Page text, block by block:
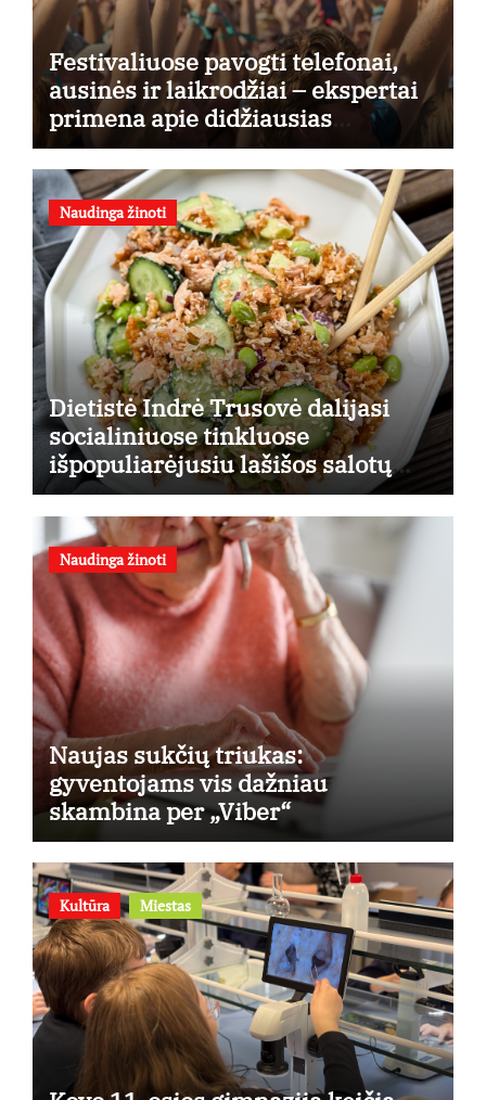
Festivaliuose pavogti telefonai,
ausinės ir laikrodžiai – ekspertai
primena apie didžiausias
finansines rizikas
Naudinga žinoti
Dietistė Indrė Trusovė dalijasi
socialiniuose tinkluose
išpopuliarėjusiu lašišos salotų
receptu
Naudinga žinoti
Naujas sukčių triukas:
gyventojams vis dažniau
skambina per „Viber“
Kultūra Miestas